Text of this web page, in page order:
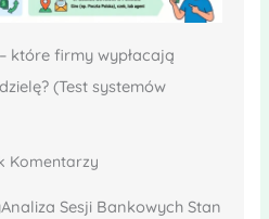
które firmy wypłacają
(Test systemów
Komentarzy
Sesji Bankowych Stan